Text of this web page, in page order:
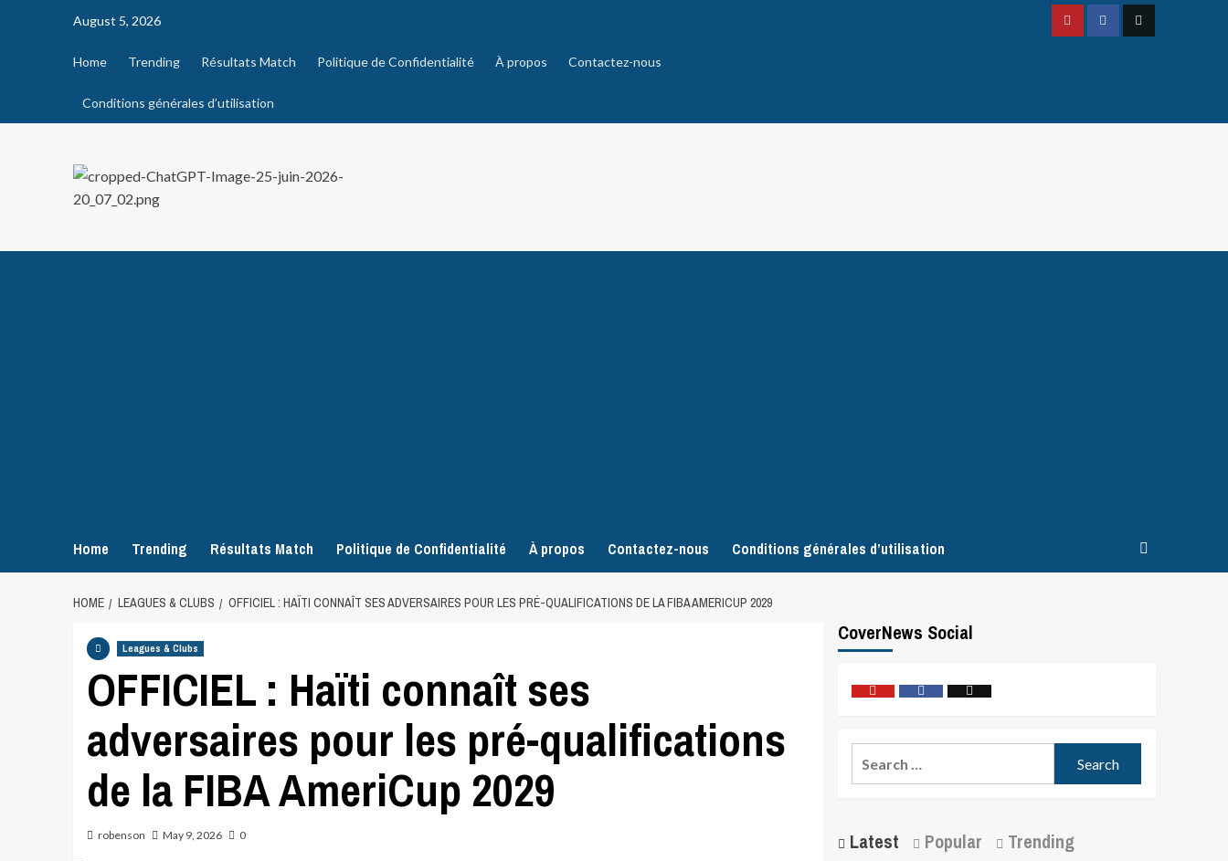
August 5, 2026
Home Trending Résultats Match Politique de Confidentialité À propos Contactez-nous
Conditions générales d’utilisation
Home Trending Résultats Match Politique de Confidentialité À propos Contactez-nous Conditions générales d’utilisation
HOME LEAGUES & CLUBS OFFICIEL : HAÏTI CONNAÎT SES ADVERSAIRES POUR LES PRÉ-QUALIFICATIONS DE LA FIBA AMERICUP 2029
Leagues & Clubs
OFFICIEL : Haïti connaît ses
adversaires pour les pré-qualifications
de la FIBA AmeriCup 2029
robenson May 9, 2026 0
CoverNews Social
Latest Popular Trending